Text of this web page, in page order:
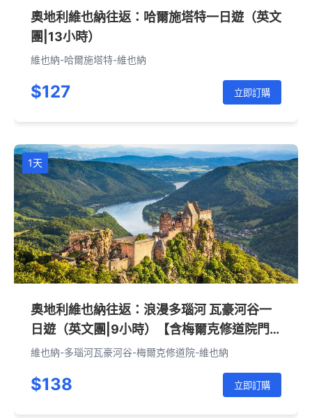
奧地利維也納往返：哈爾施塔特一日遊（英文
團|13小時）
維也納-哈爾施塔特-維也納
$127 立即訂購
1天
奧地利維也納往返：浪漫多瑙河 瓦豪河谷一
日遊（英文團|9小時）【含梅爾克修道院門
票】
維也納-多瑙河瓦豪河谷-梅爾克修道院-維也納
$138 立即訂購